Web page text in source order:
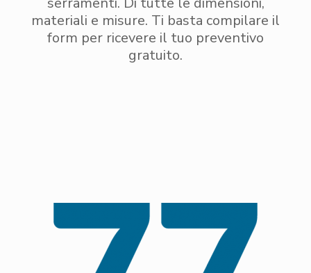
materiali e misure. Ti basta compilare il
form per ricevere il tuo preventivo
gratuito.